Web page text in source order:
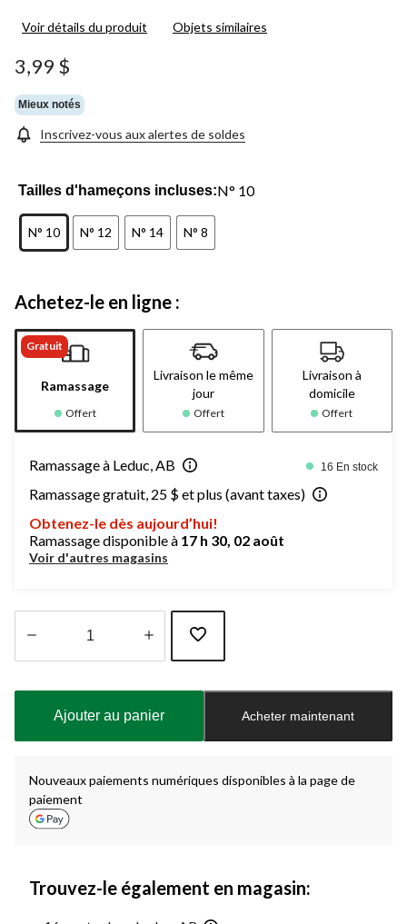
Voir détails du produit Objets similaires
3,99 $
Mieux notés
Inscrivez-vous aux alertes de soldes
Tailles d'hameçons incluses:N° 10
N° 10 N° 12 N° 14 N° 8
Achetez-le en ligne :
Gratuit
Ramassage
Offert
Livraison le même
jour
Offert
Livraison à
domicile
Offert
Ramassage à Leduc, AB 16 En stock
Ramassage gratuit, 25 $ et plus (avant taxes)
Obtenez-le dès aujourd’hui!
Ramassage disponible à 17 h 30, 02 août
Voir d'autres magasins
à
Ajouter au panier Acheter maintenant
Nouveaux paiements numériques disponibles à la page de
paiement
Trouvez-le également en magasin: